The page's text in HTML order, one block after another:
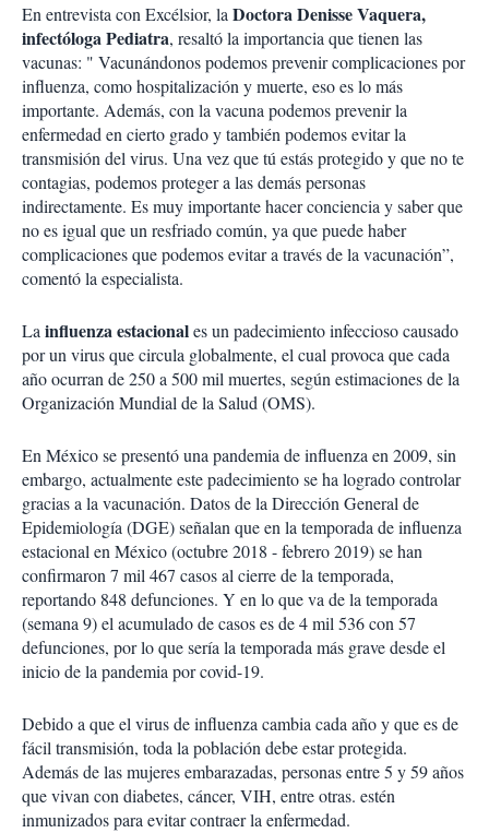
En entrevista con Excélsior, laDoctora Denisse Vaquera,
infectóloga Pediatra, resaltó la importancia que tienen las
vacunas: " Vacunándonos podemos prevenir complicaciones por
influenza, como hospitalización y muerte, eso es lo más
importante. Además, con la vacuna podemos prevenir la
enfermedad en cierto grado y también podemos evitar la
transmisión del virus. Una vez que tú estás protegido y que no te
contagias, podemos proteger a las demás personas
indirectamente. Es muy importante hacer conciencia y saber que
no es igual que un resfriado común, ya que puede haber
complicaciones que podemos evitar a través de la vacunación”,
comentó la especialista.
Lainfluenza estacionales un padecimiento infeccioso causado
por un virus que circula globalmente, el cual provoca que cada
año ocurran de 250 a 500 mil muertes, según estimaciones de la
Organización Mundial de la Salud (OMS).
En México se presentó una pandemia de influenza en 2009, sin
embargo, actualmente este padecimiento se ha logrado controlar
gracias a la vacunación. Datos de la Dirección General de
Epidemiología (DGE) señalan que en la temporada de influenza
estacional en México (octubre 2018 - febrero 2019) se han
confirmaron 7 mil 467 casos al cierre de la temporada,
reportando 848 defunciones. Y en lo que va de la temporada
(semana 9) el acumulado de casos es de 4 mil 536 con 57
defunciones, por lo que sería la temporada más grave desde el
inicio de la pandemia por covid-19.
Debido a que el virus de influenza cambia cada año y que es de
fácil transmisión, toda la población debe estar protegida.
Además de las mujeres embarazadas, personas entre 5 y 59 años
que vivan con diabetes, cáncer, VIH, entre otras. estén
inmunizados para evitar contraer la enfermedad.